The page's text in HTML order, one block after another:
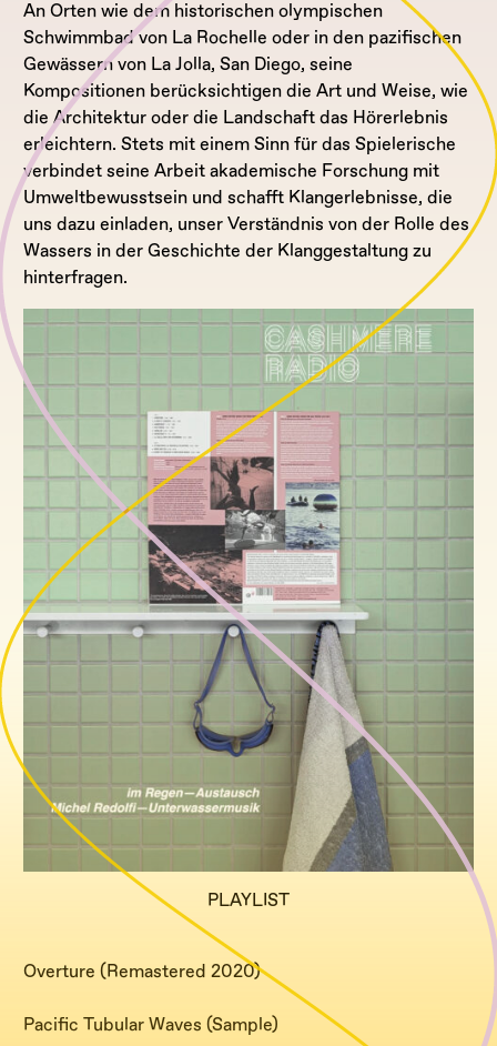
An Orten wie dem historischen olympischen
Schwimmbad von La Rochelle oder in den pazifischen
Gewässern von La Jolla, San Diego, seine
Kompositionen berücksichtigen die Art und Weise, wie
die Architektur oder die Landschaft das Hörerlebnis
erleichtern. Stets mit einem Sinn für das Spielerische
verbindet seine Arbeit akademische Forschung mit
Umweltbewusstsein und schafft Klangerlebnisse, die
uns dazu einladen, unser Verständnis von der Rolle des
Wassers in der Geschichte der Klanggestaltung zu
hinterfragen.
PLAYLIST
Overture (Remastered 2020)
Pacific Tubular Waves (Sample)